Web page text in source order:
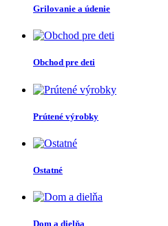
Grilovanie a údenie
Obchod pre deti
Prútené výrobky
Ostatné
Dom a dielňa